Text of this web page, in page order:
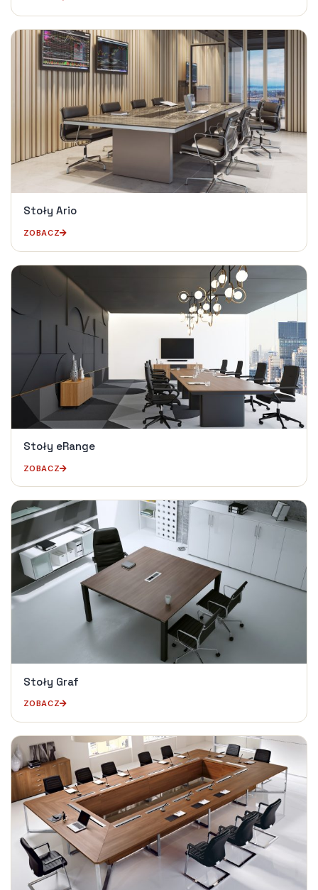
Stoły Ario
ZOBACZ
Stoły eRange
ZOBACZ
Stoły Graf
ZOBACZ